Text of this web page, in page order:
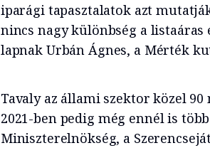
iparági tapasztalatok azt
nincs nagy különbség a listaáras
lapnak Urbán Ágnes, a Mérték
Tavaly az állami szektor közel
2021-ben pedig még ennél is
Miniszterelnökség, a